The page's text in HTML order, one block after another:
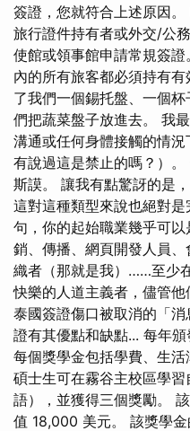
簽證，您就符合上述原因
旅行證件持有者或外交/公
使館或領事館申請常規簽
內的所有旅客都必須持有
了我們一個錫托盤、一個
們把蔬菜盤子放進去。 我
溝通或任何身體接觸的情
有說過這是禁止的嗎？）
斯謨。 讓我有點驚訝的是
這對這種類型來說也絕對是
句，你的起始職業幾乎可
銷、傳播、網頁開發人員
織者（那就是我）……至少
快樂的人道主義者，儘管
泰國簽證傷口被取消的「
證有其優點和缺點... 每年
每個獎學金包括學費、生活
碩士生可在霧谷主校區學
語），並獲得三個獎勵。
值 18,000 美元。 該獎學